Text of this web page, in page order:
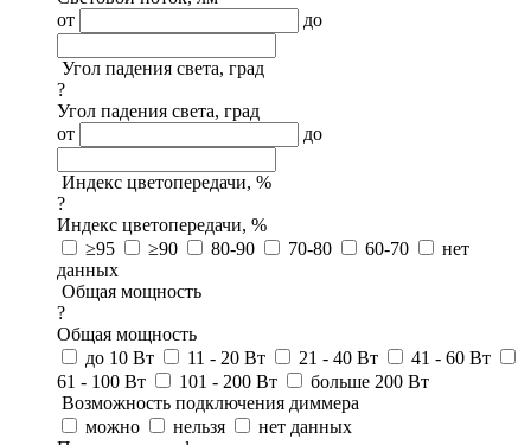
от
до
Угол падения света, град
?
Угол падения света, град
от
до
Индекс цветопередачи, %
?
Индекс цветопередачи, %
≥95
≥90 80-90 70-80 60-70
нет
данных
Общая мощность
?
Общая мощность
до 10 Вт
11 - 20 Вт 21 - 40 Вт
41 - 60 Вт
61 - 100 Вт
101 - 200 Вт
больше 200 Вт
Возможность подключения диммера
можно
нельзя
нет данных